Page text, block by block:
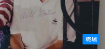
職場